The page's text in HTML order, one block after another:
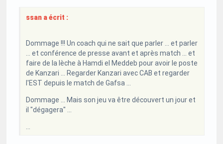
ssan a écrit :
Dommage !!! Un coach qui ne sait que parler ... et parler
... et conférence de presse avant et après match ... et
faire de la lèche à Hamdi el Meddeb pour avoir le poste
de Kanzari ... Regarder Kanzari avec CAB et regarder
l'EST depuis le match de Gafsa ...
Dommage ... Mais son jeu va être découvert un jour et
il "dégagera" ...
...